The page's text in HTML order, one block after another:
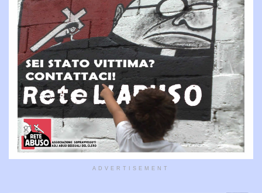
ADVERTISEMENT